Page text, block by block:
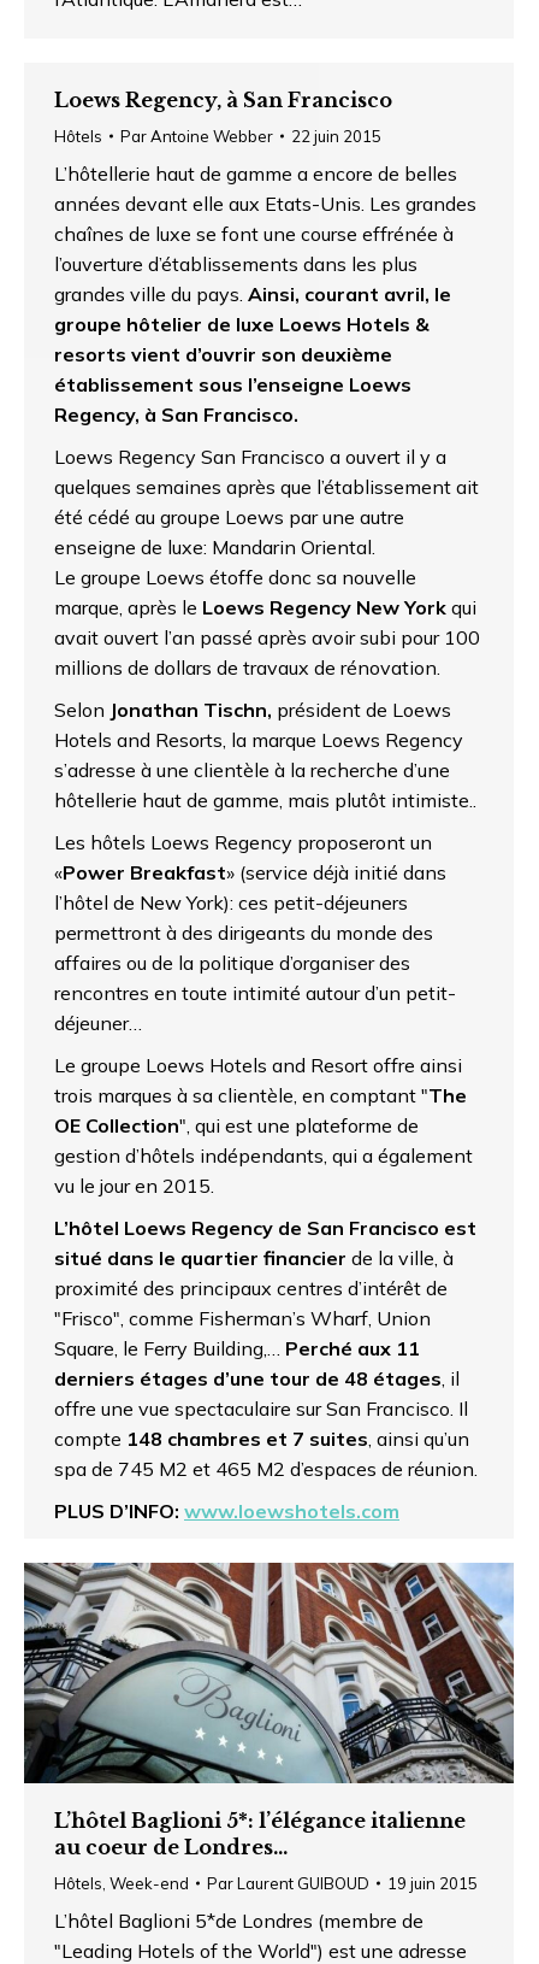
Loews Regency, à San Francisco
Hôtels ParAntoine Webber 22 juin 2015
L’hôtellerie haut de gamme a encore de belles
années devant elle aux Etats-Unis. Les grandes
chaînes de luxe se font une course effrénée à
l’ouverture d’établissements dans les plus
grandes ville du pays. Ainsi, courant avril, le
groupe hôtelier de luxe Loews Hotels &
resorts vient d’ouvrir son deuxième
établissement sous l’enseigne Loews
Regency, à San Francisco.
Loews Regency San Francisco a ouvert il y a
quelques semaines après que l’établissement ait
été cédé au groupe Loews par une autre
enseigne de luxe: Mandarin Oriental.
Le groupe Loews étoffe donc sa nouvelle
marque, après le Loews Regency New York qui
avait ouvert l’an passé après avoir subi pour 100
millions de dollars de travaux de rénovation.
Selon Jonathan Tischn, président de Loews
Hotels and Resorts, la marque Loews Regency
s’adresse à une clientèle à la recherche d’une
hôtellerie haut de gamme, mais plutôt intimiste..
Les hôtels Loews Regency proposeront un
«Power Breakfast» (service déjà initié dans
l’hôtel de New York): ces petit-déjeuners
permettront à des dirigeants du monde des
affaires ou de la politique d’organiser des
rencontres en toute intimité autour d’un petit-
déjeuner…
Le groupe Loews Hotels and Resort offre ainsi
trois marques à sa clientèle, en comptant "The
OE Collection", qui est une plateforme de
gestion d’hôtels indépendants, qui a également
vu le jour en 2015.
L’hôtel Loews Regency de San Francisco est
situé dans le quartier financier de la ville, à
proximité des principaux centres d’intérêt de
"Frisco", comme Fisherman’s Wharf, Union
Square, le Ferry Building,… Perché aux 11
derniers étages d’une tour de 48 étages, il
offre une vue spectaculaire sur San Francisco. Il
compte 148 chambres et 7 suites, ainsi qu’un
spa de 745 M2 et 465 M2 d’espaces de réunion.
PLUS D’INFO: www.loewshotels.com
L’hôtel Baglioni 5*: l’élégance italienne
au coeur de Londres…
Hôtels Week-end ParLaurent GUIBOUD 19 juin 2015
L’hôtel Baglioni 5*de Londres (membre de
"Leading Hotels of the World") est une adresse